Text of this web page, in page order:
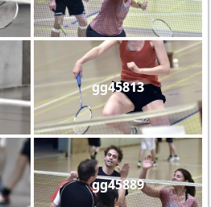
gg45813
gg45889